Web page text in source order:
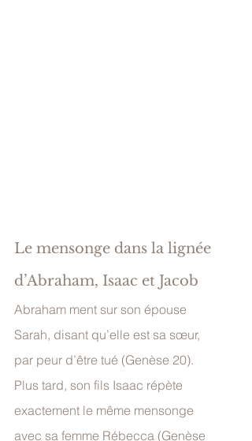
Le mensonge dans la lignée
d’Abraham, Isaac et Jacob
Abraham ment sur son épouse
Sarah, disant qu’elle est sa sœur,
par peur d’être tué (Genèse 20).
Plus tard, son fils Isaac répète
exactement le même mensonge
avec sa femme Rébecca (Genèse